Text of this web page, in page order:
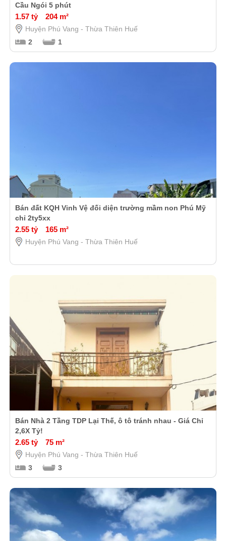
Cầu Ngói 5 phút
1.57 tỷ 204 m²
Huyện Phú Vang - Thừa Thiên Huế
2
1
Bán đất KQH Vinh Vệ đối diện trường mầm non Phú Mỹ
chỉ 2ty5xx
2.55 tỷ 165 m²
Huyện Phú Vang - Thừa Thiên Huế
Bán Nhà 2 Tầng TDP Lại Thế, ô tô tránh nhau - Giá Chỉ
2,6X Tỷ!
2.65 tỷ 75 m²
Huyện Phú Vang - Thừa Thiên Huế
3
3